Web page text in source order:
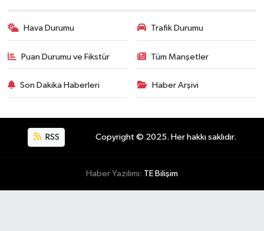
Hava Durumu Trafik Durumu
Puan Durumu ve Fikstür Tüm Manşetler
Son Dakika Haberleri Haber Arşivi
RSS Copyright © 2025. Her hakkı saklıdır.
Haber Yazılımı: TE Bilişim